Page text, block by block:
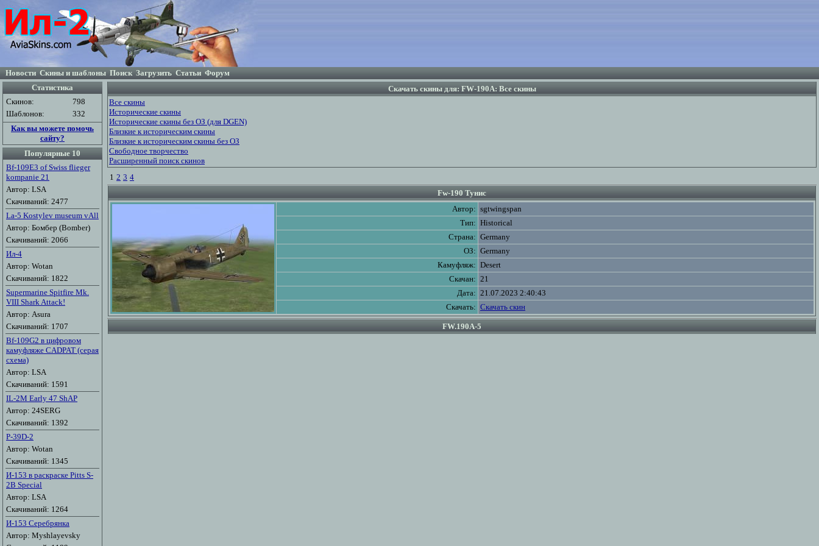
Новости Скины и шаблоны Поиск Загрузить Статьи Форум
Статистика
Скинов:
798
Шаблонов:
332
Как вы можете помочь
сайту?
Популярные 10
Bf-109E3 of Swiss flieger
kompanie 21
Автор: LSA
Скачиваний: 2477
La-5 Kostylev museum vAll
Автор: Бомбер (Bomber)
Скачиваний: 2066
Ил-4
Автор: Wotan
Скачиваний: 1822
Supermarine Spitfire Mk.
VIII Shark Attack!
Автор: Asura
Скачиваний: 1707
Bf-109G2 в цифровом
камуфляже CADPAT (серая
схема)
Автор: LSA
Скачиваний: 1591
IL-2M Early 47 ShAP
Автор: 24SERG
Скачиваний: 1392
P-39D-2
Автор: Wotan
Скачиваний: 1345
И-153 в раскраске Pitts S-
2B Special
Автор: LSA
Скачиваний: 1264
И-153 Серебрянка
Автор: Myshlayevsky
Скачать скины для: FW-190A: Все скины
Все скины
Исторические скины
Исторические скины без ОЗ (для DGEN)
Близкие к историческим скины
Близкие к историческим скины без ОЗ
Свободное творчество
Расширенный поиск скинов
1 2 3 4
Fw-190 Тунис
Автор: sgtwingspan
Тип: Historical
Страна: Germany
ОЗ: Germany
Камуфляж: Desert
Скачан: 21
Дата: 21.07.2023 2:40:43
Скачать: Скачать скин
FW.190A-5